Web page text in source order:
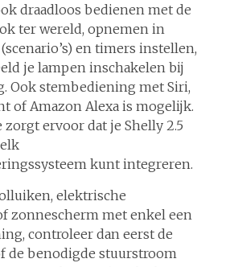
draadloos bedienen met de
ter wereld, opnemen in
en timers instellen,
je lampen inschakelen bij
Ook stembediening met Siri,
of Amazon Alexa is mogelijk.
zorgt ervoor dat je Shelly 2.5
kunt integreren.
elektrische
zonnescherm met enkel een
controleer dan eerst de
de benodigde stuurstroom